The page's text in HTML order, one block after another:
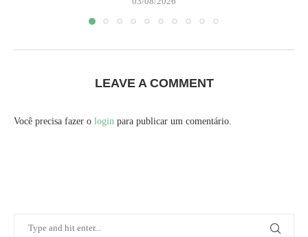
LEAVE A COMMENT
Você precisa fazer o login para publicar um comentário.